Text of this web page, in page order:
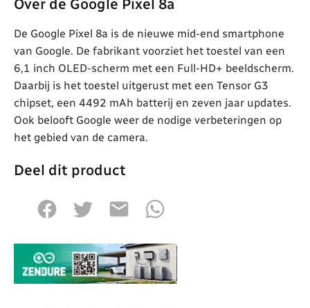
Over de Google Pixel 8a
De Google Pixel 8a is de nieuwe mid-end smartphone
van Google. De fabrikant voorziet het toestel van een
6,1 inch OLED-scherm met een Full-HD+ beeldscherm.
Daarbij is het toestel uitgerust met een Tensor G3
chipset, een 4492 mAh batterij en zeven jaar updates.
Ook belooft Google weer de nodige verbeteringen op
het gebied van de camera.
Deel dit product